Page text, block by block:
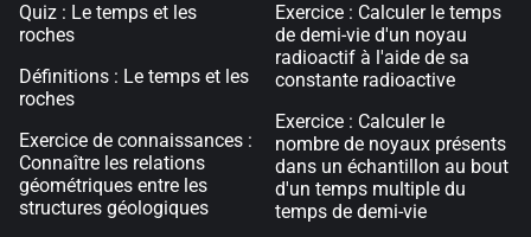
Quiz : Le temps et les
roches
Définitions : Le temps et les
roches
Exercice de connaissances :
Connaître les relations
géométriques entre les
structures géologiques
Exercice : Calculer le temps
de demi-vie d'un noyau
radioactif à l'aide de sa
constante radioactive
Exercice : Calculer le
nombre de noyaux présents
dans un échantillon au bout
d'un temps multiple du
temps de demi-vie